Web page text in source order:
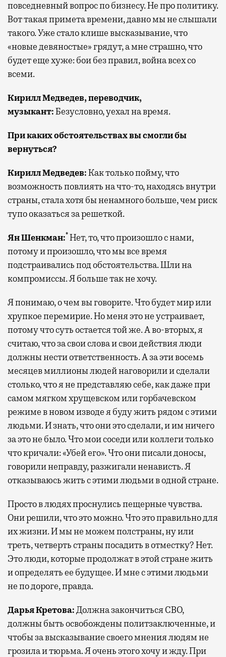
повседневный вопрос по бизнесу. Не про политику.
Вот такая примета времени, давно мы не слышали
такого. Уже стало клише высказывание, что
«новые девяностые» грядут, а мне страшно, что
будет еще хуже: бои без правил, война всех со
всеми.
Кирилл Медведев, переводчик,
музыкант:Безусловно, уехал на время.
При каких обстоятельствах вы смогли бы
вернуться?
Кирилл Медведев:Как только пойму, что
возможность повлиять на что-то, находясь внутри
страны, стала хотя бы ненамного больше, чем риск
тупо оказаться за решеткой.
Ян Шенкман:*Нет, то, что произошло с нами,
потому и произошло, что мы все время
подстраивались под обстоятельства. Шли на
компромиссы. Я больше так не хочу.
Я понимаю, о чем вы говорите. Что будет мир или
хрупкое перемирие. Но меня это не устраивает,
потому что суть остается той же. А во-вторых, я
считаю, что за свои слова и свои действия люди
должны нести ответственность. А за эти восемь
месяцев миллионы людей наговорили и сделали
столько, что я не представляю себе, как даже при
самом мягком хрущевском или горбачевском
режиме в новом изводе я буду жить рядом с этими
людьми. И знать, что они это сделали, и им ничего
за это не было. Что мои соседи или коллеги только
что кричали: «Убей его». Что они писали доносы,
говорили неправду, разжигали ненависть. Я
отказываюсь жить с этими людьми в одной стране.
Просто в людях проснулись пещерные чувства.
Они решили, что это можно. Что это правильно для
их жизни. И мы не можем полстраны, ну или
треть, четверть страны посадить в отместку? Нет.
Это люди, которые продолжат в этой стране жить
и определять ее будущее. И мне с этими людьми
не по дороге, правда.
Дарья Кретова:Должна закончиться СВО,
должны быть освобождены политзаключенные, и
чтобы за высказывание своего мнения людям не
грозила и тюрьма. Я очень этого хочу и жду. При